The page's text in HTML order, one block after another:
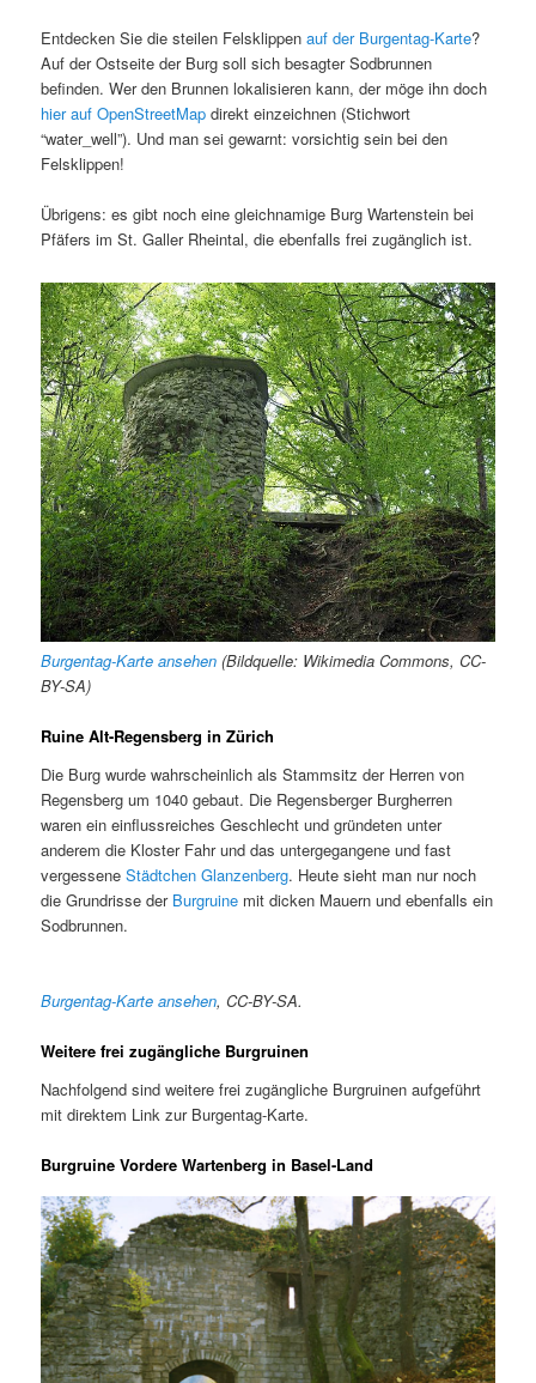
Entdecken Sie die steilen Felsklippenauf der Burgentag-Karte?
Auf der Ostseite der Burg soll sich besagter Sodbrunnen
befinden. Wer den Brunnen lokalisieren kann, der möge ihn doch
hier auf OpenStreetMap direkt einzeichnen (Stichwort
“water_well”). Und man sei gewarnt: vorsichtig sein bei den
Felsklippen!
Übrigens: es gibt noch eine gleichnamige Burg Wartenstein bei
Pfäfers im St. Galler Rheintal, die ebenfalls frei zugänglich ist.
Burgentag-Karte ansehen (Bildquelle: Wikimedia Commons, CC-
BY-SA)
Ruine Alt-Regensberg in Zürich
Die Burg wurde wahrscheinlich als Stammsitz der Herren von
Regensberg um 1040 gebaut. Die Regensberger Burgherren
waren ein einflussreiches Geschlecht und gründeten unter
anderem die Kloster Fahr und das untergegangene und fast
vergesseneStädtchen Glanzenberg. Heute sieht man nur noch
die Grundrisse der Burgruine mit dicken Mauern und ebenfalls ein
Sodbrunnen.
Burgentag-Karte ansehen, CC-BY-SA.
Weitere frei zugängliche Burgruinen
Nachfolgend sind weitere frei zugängliche Burgruinen aufgeführt
mit direktem Link zur Burgentag-Karte.
Burgruine Vordere Wartenberg in Basel-Land